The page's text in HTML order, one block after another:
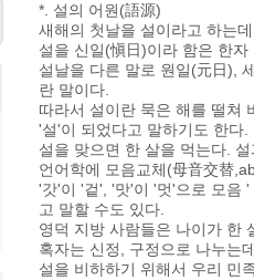
*. 설의 어원(語源)
새해의 첫날을 설이라고 하는
설을 신일(愼日)이라 함은 한
설날을 다른 말로 원일(元日),
란 말이다.
따라서 설이란 묵은 해를 떨쳐
'설'이 되었다고 말하기도 한다
설을 맞으면 한 살을 먹는다.
언어학에 모음교체(母音交替
'갓'이 '겉', '맛'이 '멋'으로 모음
고 말할 수도 있다.
영덕 지방 사람들은 나이가 한
혹자는 신정, 구정으로 나누는
설을 비하하기 위해서 우리 민